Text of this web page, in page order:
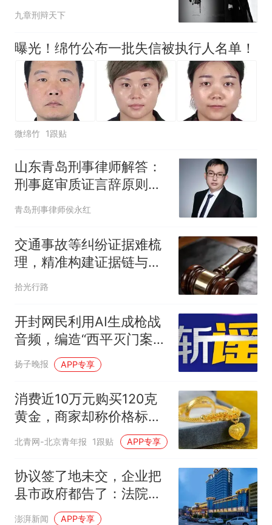
九章刑辩天下
曝光！绵竹公布一批失信被执行人名单！
微绵竹 1跟贴
山东青岛刑事律师解答：
刑事庭审质证言辞原则实
操注意事项
青岛刑事律师侯永红
交通事故等纠纷证据难梳
理，精准构建证据链与适
用法律破局
拾光行路
开封网民利用AI生成枪战
音频，编造“西平灭门案”
现场，警方：已拘留
扬子晚报 APP专享
消费近10万元购买120克
黄金，商家却称价格标错
拒绝发货，法院怎么判？
北青网-北京青年报 1跟贴 APP专享
协议签了地未交，企业把
县市政府都告了：法院还
没判，但涉案土地被拍卖
澎湃新闻 APP专享